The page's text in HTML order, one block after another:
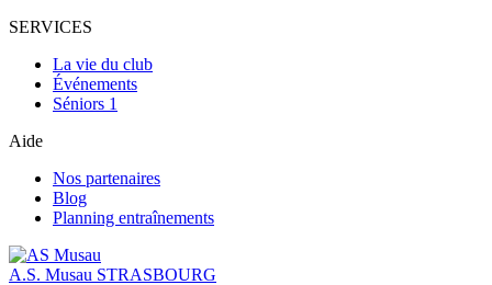
SERVICES
La vie du club
Événements
Séniors 1
Aide
Nos partenaires
Blog
Planning entraînements
A.S. Musau STRASBOURG